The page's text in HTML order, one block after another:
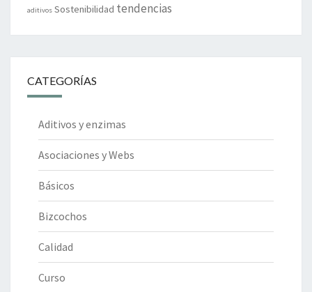
aditivos Sostenibilidad tendencias
CATEGORÍAS
Aditivos y enzimas
Asociaciones y Webs
Básicos
Bizcochos
Calidad
Curso